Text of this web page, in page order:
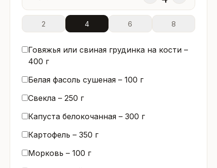
2 4 6 8
Говяжья или свиная грудинка на кости –
400 г
Белая фасоль сушеная – 100 г
Свекла – 250 г
Капуста белокочанная – 300 г
Картофель – 350 г
Морковь – 100 г